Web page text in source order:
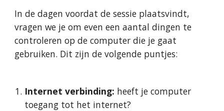
In de dagen voordat de sessie plaatsvindt,
vragen we je om even een aantal dingen te
controleren op de computer die je gaat
gebruiken. Dit zijn de volgende puntjes:
Internet verbinding: heeft je computer
toegang tot het internet?